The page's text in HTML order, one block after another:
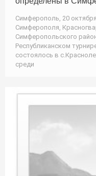
Симферополь, 20
Симферополя,
Симферопольского
Республиканском
состоялось в
среди